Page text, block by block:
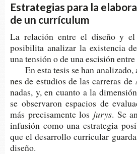
Estrategias para la
de un currículum
La rela­ción entre el dise­ño y
posi­bi­li­ta ana­li­zar la exis­ten­cia
una ten­sión o de una esci­sión entre
En esta tesis se han
nes de estu­dios de las carre­ras
na­das, y, en cuan­to a la
se obser­va­ron espa­cios de
más pre­ci­sa­men­te los jurys. Se
infu­sión como una estra­te­gia
que el desa­rro­llo curri­cu­lar
diseño.